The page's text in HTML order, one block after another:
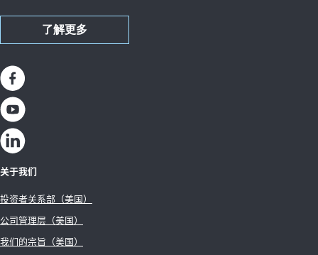
了解更多
关于我们
投资者关系部（美国）
公司管理层（美国）
我们的宗旨（美国）